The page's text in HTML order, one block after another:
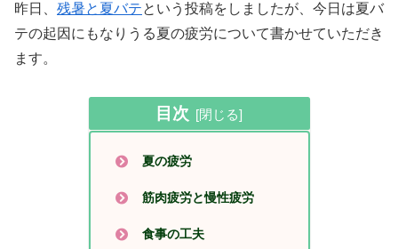
昨日、 残暑と夏バテという投稿をしましたが、今日は夏バ
テの起因にもなりうる夏の疲労について書かせていただき
ます。
目次
夏の疲労
筋肉疲労と慢性疲労
食事の工夫